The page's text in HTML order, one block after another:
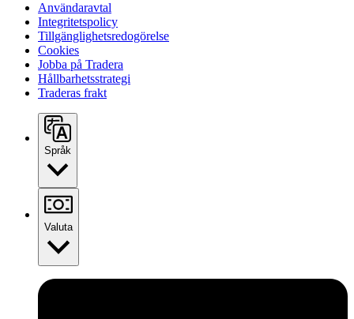
Användaravtal
Integritetspolicy
Tillgänglighetsredogörelse
Cookies
Jobba på Tradera
Hållbarhetsstrategi
Traderas frakt
Språk
Valuta